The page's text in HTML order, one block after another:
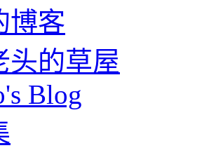
博客
头的草屋
Blog